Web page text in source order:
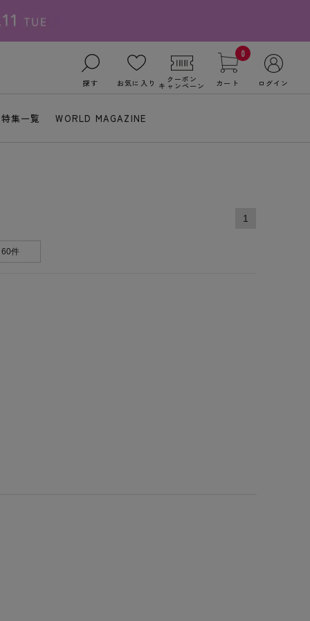
探す お気に入り クーポン
キャンペーン
0
カート ログイン
特集一覧 WORLD MAGAZINE
60件
1